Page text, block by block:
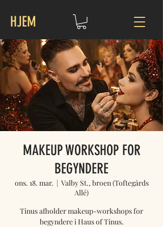
HJEM
MAKEUP WORKSHOP FOR
BEGYNDERE
ons. 18. mar.
  |
Valby St., broen (Toftegårds
Allé)
Tinus afholder makeup-workshops for
begyndere i Haus of Tinus.